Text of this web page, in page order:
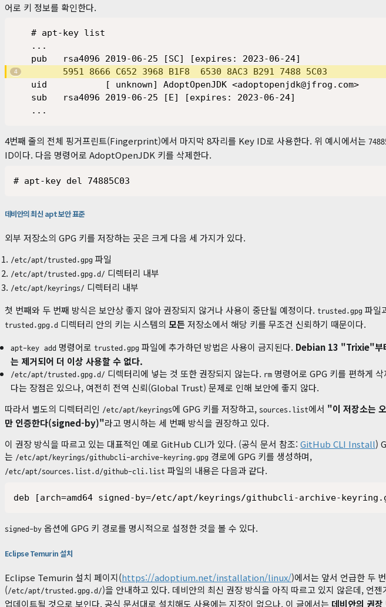
어로 키 정보를 확인한다.
# apt-key list
...
pub   rsa4096 2019-06-25 [SC] [expires: 2023-06-24]
      5951 8666 C652 3968 B1F8  6530 8AC3 B291 7488 5C03
uid           [ unknown] AdoptOpenJDK <adoptopenjdk@jfrog.com>
sub   rsa4096 2019-06-25 [E] [expires: 2023-06-24]
...
4번째 줄의 전체 핑거프린트(Fingerprint)에서 마지막 8자리를 Key ID로 사용한다. 위 예시에서는
ID이다. 다음 명령어로 AdoptOpenJDK 키를 삭제한다.
# apt-key del 74885C03
데비안의 최신 apt 보안 표준
외부 저장소의 GPG 키를 저장하는 곳은 크게 다음 세 가지가 있다.
/etc/apt/trusted.gpg 파일
/etc/apt/trusted.gpg.d/ 디렉터리 내부
/etc/apt/keyrings/ 디렉터리 내부
첫 번째와 두 번째 방식은 보안상 좋지 않아 권장되지 않거나 사용이 중단될 예정이다. trusted.gpg 파일
trusted.gpg.d 디렉터리 안의 키는 시스템의 모든 저장소에서 해당 키를 무조건 신뢰하기 때문이다.
apt-key add 명령어로 trusted.gpg 파일에 추가하던 방법은 사용이 금지된다. Debian 13 "Trixie"
는 제거되어 더 이상 사용할 수 없다.
/etc/apt/trusted.gpg.d/ 디렉터리에 넣는 것 또한 권장되지 않는다. rm 명령어로 GPG 키를 편하게 삭
다는 장점은 있으나, 여전히 전역 신뢰(Global Trust) 문제로 인해 보안에 좋지 않다.
따라서 별도의 디렉터리인 /etc/apt/keyrings에 GPG 키를 저장하고, sources.list에서 "이 저장소는
만 인증한다(signed-by)"라고 명시하는 세 번째 방식을 권장하고 있다.
이 권장 방식을 따르고 있는 대표적인 예로 GitHub CLI가 있다. (공식 문서 참조: GitHub CLI Install)
는 /etc/apt/keyrings/githubcli-archive-keyring.gpg 경로에 GPG 키를 생성하며,
/etc/apt/sources.list.d/github-cli.list 파일의 내용은 다음과 같다.
deb [arch=amd64 signed-by=/etc/apt/keyrings/githubcli-archive-
signed-by 옵션에 GPG 키 경로를 명시적으로 설정한 것을 볼 수 있다.
Eclipse Temurin 설치
Eclipse Temurin 설치 페이지(https://adoptium.net/installation/linux/)에서는 앞서 언급한 두
(/etc/apt/trusted.gpg.d/)을 안내하고 있다. 데비안의 최신 권장 방식을 아직 따르고 있지 않은데, 언젠
업데이트될 것으로 보인다. 공식 문서대로 설치해도 사용에는 지장이 없으나, 이 글에서는 데비안의 권장